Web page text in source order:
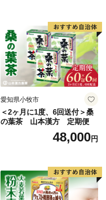
愛知県小牧市
＜2ヶ月に1度、6回送付＞桑
の葉茶 山本漢方 定期便
48,000円